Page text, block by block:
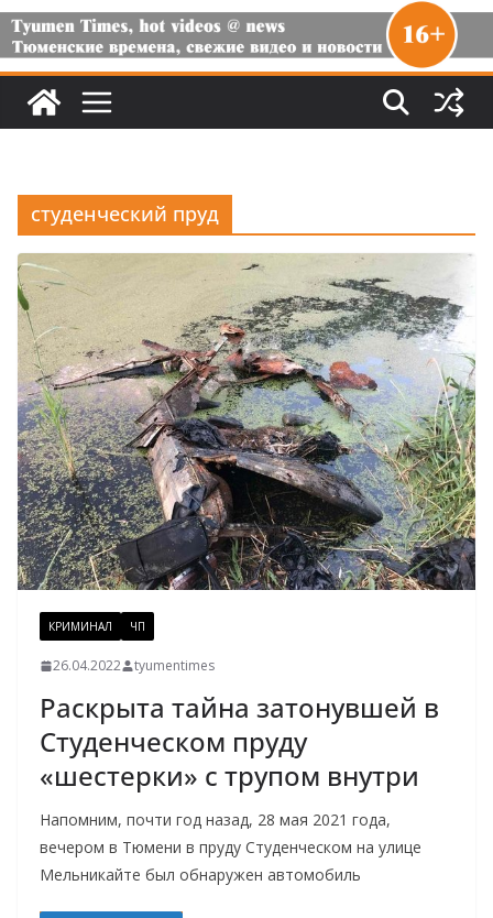
студенческий пруд
КРИМИНАЛ ЧП
26.04.2022 tyumentimes
Раскрыта тайна затонувшей в
Студенческом пруду
«шестерки» с трупом внутри
Напомним, почти год назад, 28 мая 2021 года,
вечером в Тюмени в пруду Студенческом на улице
Мельникайте был обнаружен автомобиль